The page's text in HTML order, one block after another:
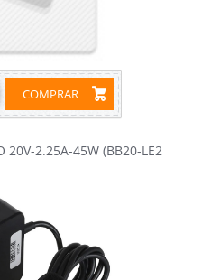
COMPRAR
20V-2.25A-45W (BB20-LE2